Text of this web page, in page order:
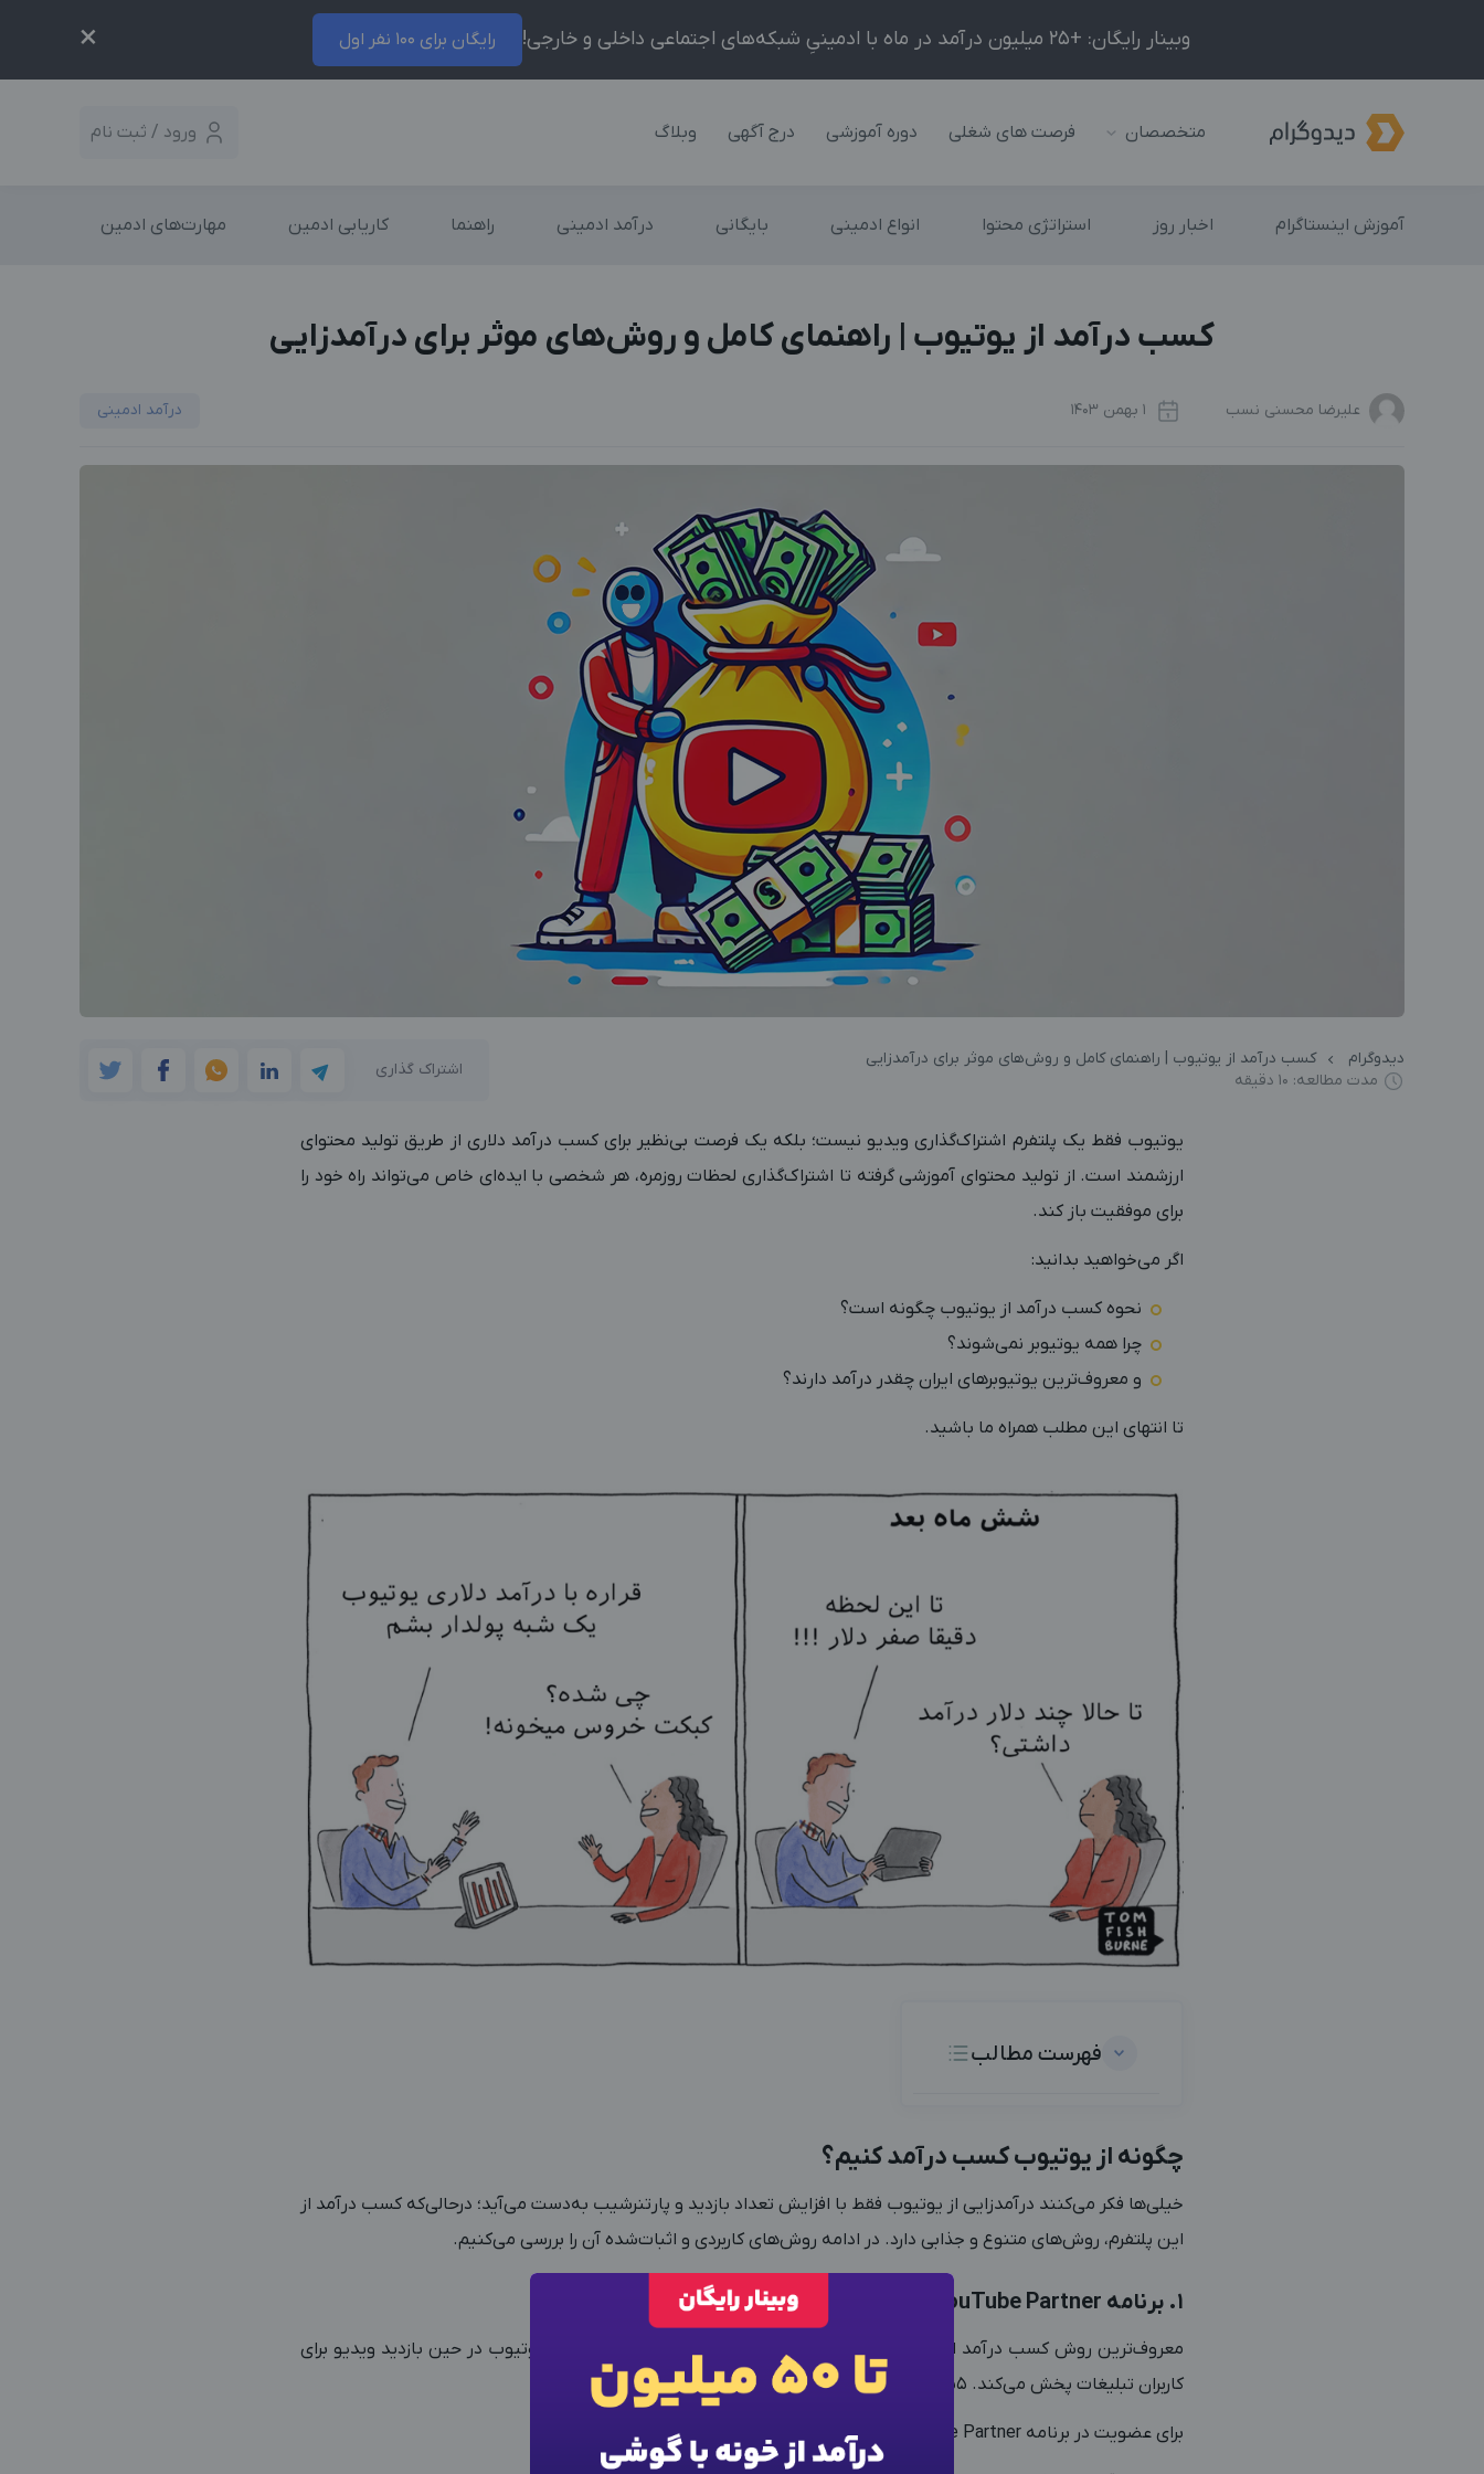
وبینار رایگان: +25 میلیون درآمد در ماه با ادمینیِ شبکه‌های اجتماعی داخلی و خارجی! رایگان برای 100 نفر اول ×
متخصصان فرصت های شغلی دوره آموزشی درج آگهی وبلاگ ورود / ثبت نام
آموزش اینستاگرام اخبار روز استراتژی محتوا انواع ادمینی بایگانی درآمد ادمینی راهنما کاریابی ادمین مهارت‌های ادمین
کسب درآمد از یوتیوب | راهنمای کامل و روش‌های موثر برای درآمدزایی
علیرضا محسنی نسب 1 بهمن 1403 درآمد ادمینی
دیدوگرام
کسب درآمد از یوتیوب | راهنمای کامل و روش‌های موثر برای درآمدزایی
مدت مطالعه: 10 دقیقه
اشتراک گذاری
یوتیوب فقط یک پلتفرم اشتراک‌گذاری ویدیو نیست؛ بلکه یک فرصت بی‌نظیر برای کسب درآمد دلاری از طریق تولید محتوای
ارزشمند است. از تولید محتوای آموزشی گرفته تا اشتراک‌گذاری لحظات روزمره، هر شخصی با ایده‌ای خاص می‌تواند راه خود را
برای موفقیت باز کند.
اگر می‌خواهید بدانید:
نحوه کسب درآمد از یوتیوب چگونه است؟
چرا همه یوتیوبر نمی‌شوند؟
و معروف‌ترین یوتیوبرهای ایران چقدر درآمد دارند؟
تا انتهای این مطلب همراه ما باشید.
فهرست مطالب
چگونه از یوتیوب کسب درآمد کنیم؟
خیلی‌ها فکر می‌کنند درآمدزایی از یوتیوب فقط با افزایش تعداد بازدید و پارتنرشیب به‌دست می‌آید؛ درحالی‌که کسب درآمد از
این پلتفرم، روش‌های متنوع و جذابی دارد. در ادامه روش‌های کاربردی و اثبات‌شده آن را بررسی می‌کنیم.
1. برنامه YouTube Partner
معروف‌ترین روش کسب درآمد از یوتیوب، عضویت در طرح پارتنرشیپ این پلتفرم است. یوتیوب در حین بازدید ویدیو برای
کاربران تبلیغات پخش می‌کند. 55 درصد از درآمد تبلیغات به سازندگان ویدیو تعلق می‌گیرد.
برای عضویت در برنامه YouTube Partner باید شرایط زیر را داشته باشید:
ورود به حساب کاربری ×
شماره موبایل خود را وارد کنید
بعد از ثبت شماره کد برای شما پیامک خواهد شد